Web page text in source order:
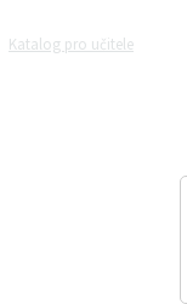
Katalog pro učitele